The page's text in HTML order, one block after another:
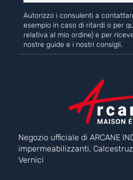
Autorizzo i consulenti a
esempio in caso di ritardi o per
relativa al mio ordine) e per
nostre guide e i nostri consigli.
Negozio ufficiale di ARCANE
impermeabilizzanti,
Vernici